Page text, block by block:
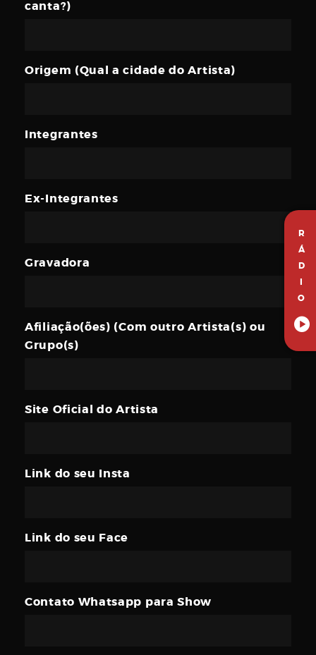
R
Á
D
I
O
canta?)
Origem (Qual a cidade do Artista)
Integrantes
Ex-Integrantes
Gravadora
Afiliação(ões) (Com outro Artista(s) ou
Grupo(s)
Site Oficial do Artista
Link do seu Insta
Link do seu Face
Contato Whatsapp para Show